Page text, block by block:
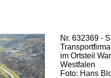
Nr. 632369 -
im Ortsteil
Westfalen
Foto: Hans